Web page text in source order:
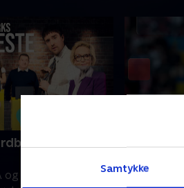
Samtykke
i ny
Plæy med Æ.
Da
banen,